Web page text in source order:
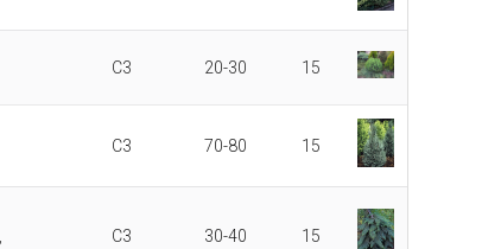
C3 20-30 15
C3 70-80 15
C3 30-40 15